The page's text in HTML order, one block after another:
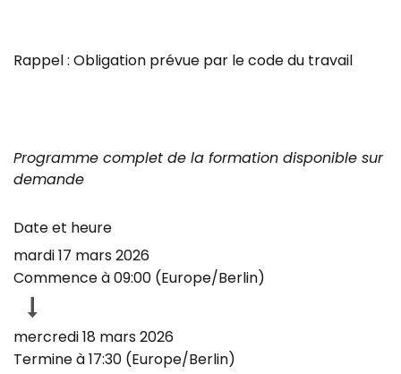
Rappel : Obligation prévue par le code du travail
Programme complet de la formation disponible sur
demande
Date et heure
mardi 17 mars 2026
Commence à09:00 (Europe/Berlin)
mercredi 18 mars 2026
Termine à17:30 (Europe/Berlin)